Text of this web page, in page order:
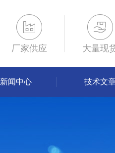
厂家供应 大量现
新闻中心 技术文